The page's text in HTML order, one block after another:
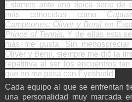
Estamos ante una típica serie de
más conocidas como
Campeones: Oliver y Benji en
Prince of Tennis. Y de ellas esta
más me gusta. Sin
Oliver y Benji, siempre me dió la
repetitiva al ser los encuentros
que no me pasa con Eyeshield.
Cada equipo al que se enfrentan
una personalidad muy marcada